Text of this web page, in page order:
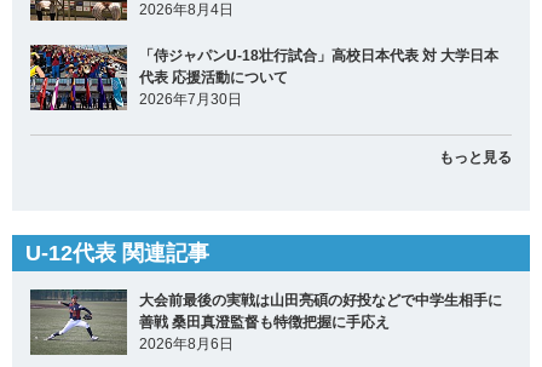
2026年8月4日
「侍ジャパンU-18壮行試合」高校日本代表 対 大学日本
代表 応援活動について
2026年7月30日
もっと見る
U-12代表 関連記事
大会前最後の実戦は山田亮碩の好投などで中学生相手に
善戦 桑田真澄監督も特徴把握に手応え
2026年8月6日